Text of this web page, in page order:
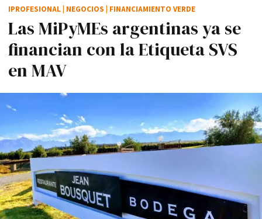
Las MiPyMEs argentinas ya se
financian con la Etiqueta SVS
en MAV
IPROFESIONAL NEGOCIOS FINANCIAMIENTO VERDE